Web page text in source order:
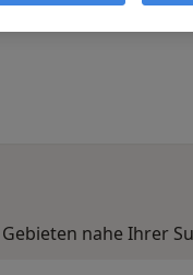
nahe Ihrer